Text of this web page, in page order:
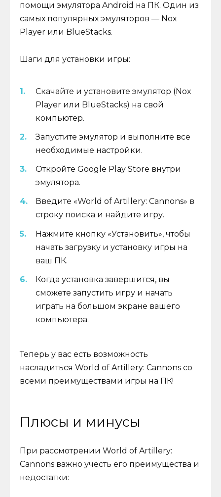
помощи эмулятора Android на ПК. Один из
самых популярных эмуляторов — Nox
Player или BlueStacks.
Шаги для установки игры:
Скачайте и установите эмулятор (Nox
Player или BlueStacks) на свой
компьютер.
Запустите эмулятор и выполните все
необходимые настройки.
Откройте Google Play Store внутри
эмулятора.
Введите «World of Artillery: Cannons» в
строку поиска и найдите игру.
Нажмите кнопку «Установить», чтобы
начать загрузку и установку игры на
ваш ПК.
Когда установка завершится, вы
сможете запустить игру и начать
играть на большом экране вашего
компьютера.
Теперь у вас есть возможность
насладиться World of Artillery: Cannons со
всеми преимуществами игры на ПК!
Плюсы и минусы
При рассмотрении World of Artillery:
Cannons важно учесть его преимущества и
недостатки: